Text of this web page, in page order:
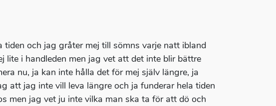
och jag gråter mej till sömns varje natt ibland
lite i handleden men jag vet att det inte blir bättre
nu, ja kan inte hålla det för mej själv längre, ja
att jag inte vill leva längre och ja funderar hela tiden
men jag vet ju inte vilka man ska ta för att dö och